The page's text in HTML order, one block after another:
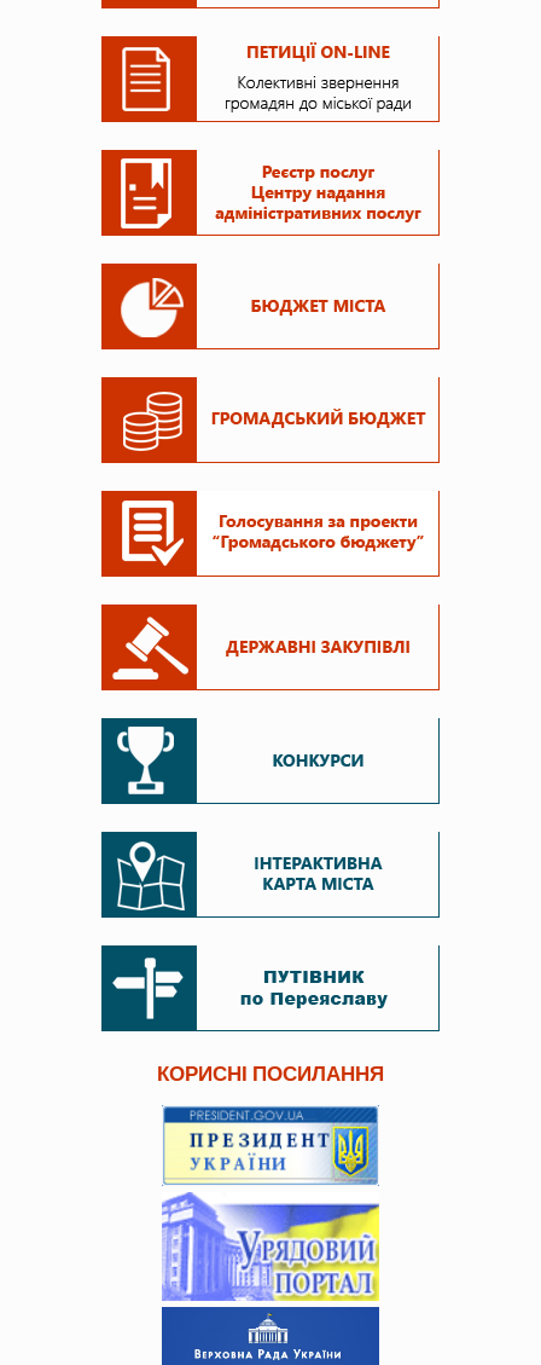
КОРИСНІ ПОСИЛАННЯ